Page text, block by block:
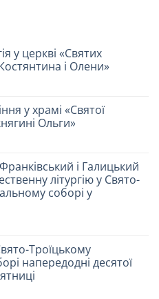
у церкві «Святих
і Олени»
у храмі «Святої
Ольги»
і Галицький
літургію у Свято-
соборі у
Троїцькому
напередодні десятої